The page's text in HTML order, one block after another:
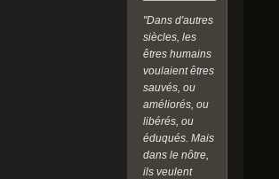
"Dans d'autres
siècles, les
êtres humains
voulaient êtres
sauvés, ou
améliorés, ou
libérés, ou
éduqués. Mais
dans le nôtre,
ils veulent